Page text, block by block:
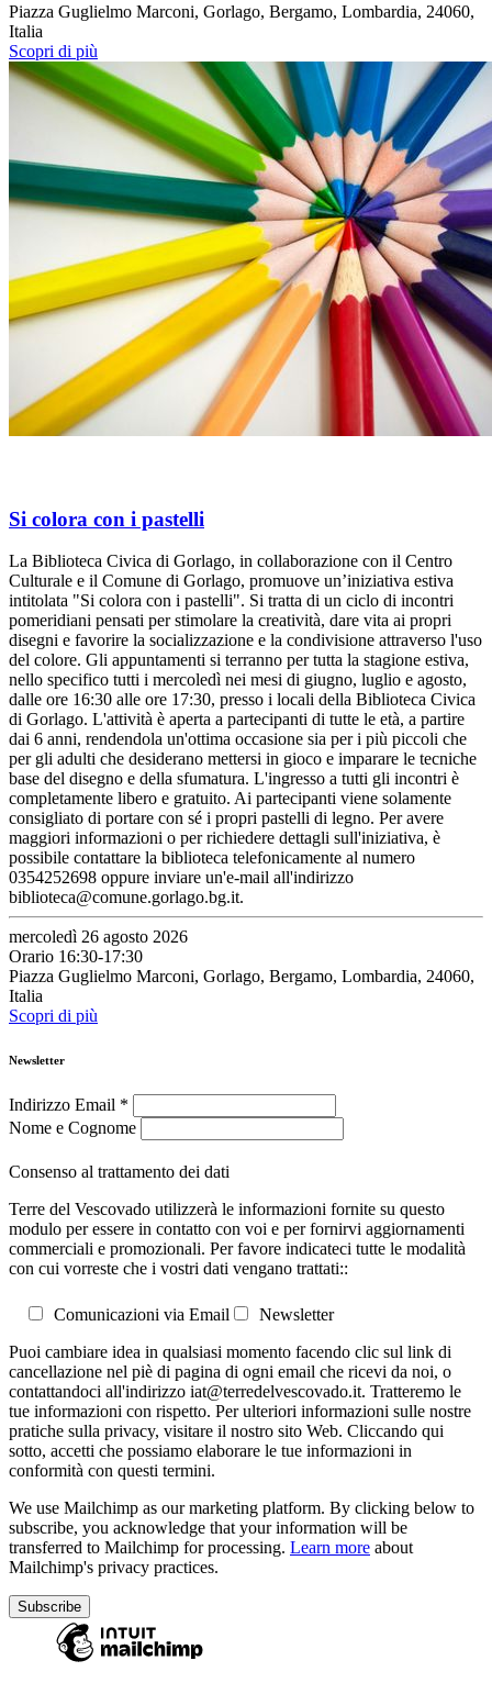
Piazza Guglielmo Marconi, Gorlago, Bergamo, Lombardia, 24060,
Italia
Scopri di più
Si colora con i pastelli
La Biblioteca Civica di Gorlago, in collaborazione con il Centro
Culturale e il Comune di Gorlago, promuove un’iniziativa estiva
intitolata "Si colora con i pastelli". Si tratta di un ciclo di incontri
pomeridiani pensati per stimolare la creatività, dare vita ai propri
disegni e favorire la socializzazione e la condivisione attraverso l'uso
del colore. Gli appuntamenti si terranno per tutta la stagione estiva,
nello specifico tutti i mercoledì nei mesi di giugno, luglio e agosto,
dalle ore 16:30 alle ore 17:30, presso i locali della Biblioteca Civica
di Gorlago. L'attività è aperta a partecipanti di tutte le età, a partire
dai 6 anni, rendendola un'ottima occasione sia per i più piccoli che
per gli adulti che desiderano mettersi in gioco e imparare le tecniche
base del disegno e della sfumatura. L'ingresso a tutti gli incontri è
completamente libero e gratuito. Ai partecipanti viene solamente
consigliato di portare con sé i propri pastelli di legno. Per avere
maggiori informazioni o per richiedere dettagli sull'iniziativa, è
possibile contattare la biblioteca telefonicamente al numero
0354252698 oppure inviare un'e-mail all'indirizzo
biblioteca@comune.gorlago.bg.it.
mercoledì 26 agosto 2026
Orario 16:30-17:30
Piazza Guglielmo Marconi, Gorlago, Bergamo, Lombardia, 24060,
Italia
Scopri di più
Newsletter
Indirizzo Email *
Nome e Cognome
Consenso al trattamento dei dati
Terre del Vescovado utilizzerà le informazioni fornite su questo
modulo per essere in contatto con voi e per fornirvi aggiornamenti
commerciali e promozionali. Per favore indicateci tutte le modalità
con cui vorreste che i vostri dati vengano trattati::
Comunicazioni via Email
Newsletter
Puoi cambiare idea in qualsiasi momento facendo clic sul link di
cancellazione nel piè di pagina di ogni email che ricevi da noi, o
contattandoci all'indirizzo iat@terredelvescovado.it. Tratteremo le
tue informazioni con rispetto. Per ulteriori informazioni sulle nostre
pratiche sulla privacy, visitare il nostro sito Web. Cliccando qui
sotto, accetti che possiamo elaborare le tue informazioni in
conformità con questi termini.
We use Mailchimp as our marketing platform. By clicking below to
subscribe, you acknowledge that your information will be
transferred to Mailchimp for processing. Learn more about
Mailchimp's privacy practices.